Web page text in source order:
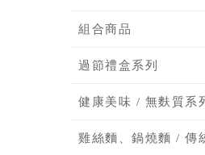
組合商品
過節禮盒系列
健康美味 / 無麩質系
雞絲麵、鍋燒麵 / 傳